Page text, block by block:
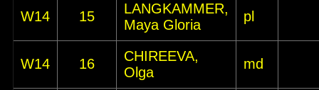
W14 15
LANGKAMMER,
Maya Gloria
pl
W14 16
CHIREEVA,
Olga
md